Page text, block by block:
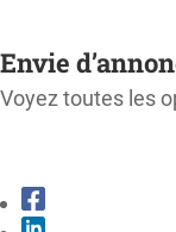
Envie
Voyez toutes les